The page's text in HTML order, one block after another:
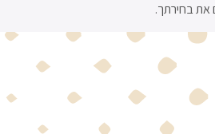
את בחירתך.